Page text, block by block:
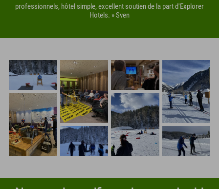
professionnels, hôtel simple, excellent soutien de la part d'Explorer
Hotels. » Sven